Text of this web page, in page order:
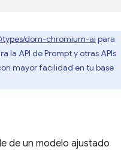
dom-chromium-ai para
la API de Prompt y otras APIs
mayor facilidad en tu base
de un modelo ajustado